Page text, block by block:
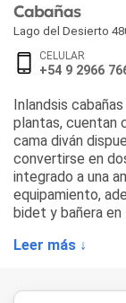
Cabañas
Lago del Desierto
CELULAR
+54 9 2966
Inlandsis
plantas, cuentan
cama diván
convertirse en
integrado a una
equipamiento,
bidet y bañera en
Leer más ↓